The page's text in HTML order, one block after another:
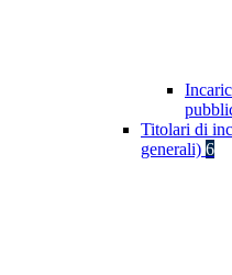
Titolari di
generali) 6